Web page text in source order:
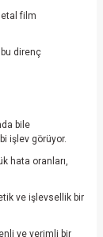
film
direnç
bile
işlev görüyor.
hata oranları,
ve işlevsellik bir
ve verimli bir